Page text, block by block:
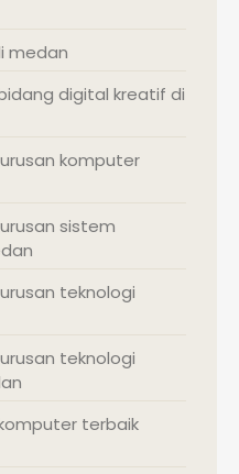
medan
digital kreatif di
komputer
sistem
teknologi
teknologi
terbaik